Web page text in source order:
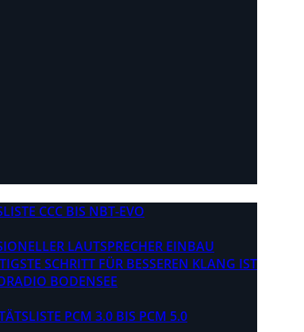
CCC BIS NBT-EVO
LAUTSPRECHER EINBAU
SCHRITT FÜR BESSEREN KLANG IST
BODENSEE
PCM 3.0 BIS PCM 5.0